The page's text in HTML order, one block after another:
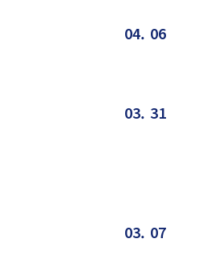
04. 06
03. 31
03. 07